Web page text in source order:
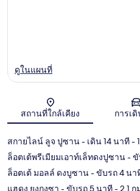
ดูในแผนที่
สถานที่ใกล้เคียง การเ
สกายไลน์ ลูจ ปูซาน- เดิน 14 นาที-
ล็อตเต้พรีเมียมเอาท์เล็ทดงปูซาน- ขั
ล็อตเต้ มอลล์ ดงบูซาน- ขับรถ 4 นา
แฮดง ยงกุงซา - ขับรถ 5 นาที- 2.1 ก